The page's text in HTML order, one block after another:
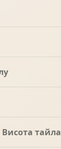
тайла